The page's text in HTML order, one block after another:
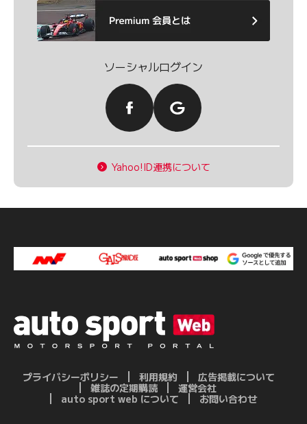
ソーシャルログイン
Yahoo!ID連携について
プライバシーポリシー 利用規約
広告掲載について
雑誌の定期購読
運営会社
auto sport web について
お問い合わせ